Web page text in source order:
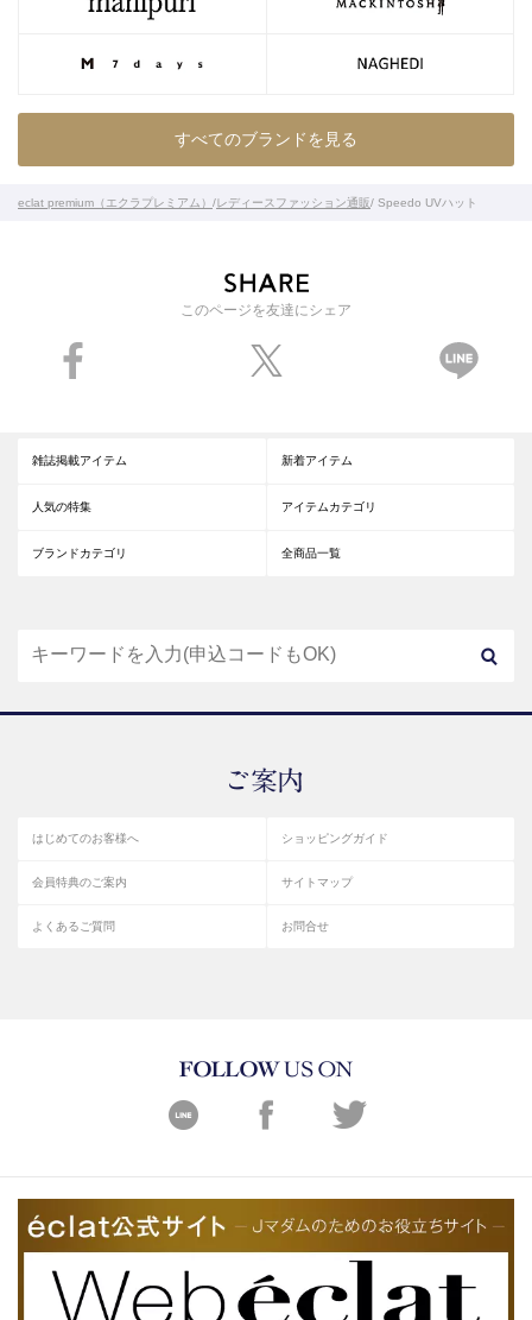
このページを友達にシェア
すべてのブランドを見る
eclat premium（エクラプレミアム） /レディースファッション通販 / Speedo UVハット
雑誌掲載アイテム 新着アイテム
人気の特集 アイテムカテゴリ
ブランドカテゴリ 全商品一覧
はじめてのお客様へ ショッピングガイド
会員特典のご案内 サイトマップ
よくあるご質問 お問合せ